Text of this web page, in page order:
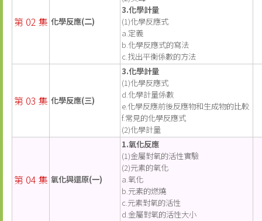
第 02 集 化學反應(二)
3.化學計量
(1)化學反應式
a.定義
b.化學反應式的寫法
c.找出平衡係數的方法
第 03 集 化學反應(三)
3.化學計量
(1)化學反應式
d.化學計量係數
e.化學反應前後反應物和生成物的比較
f.常見的化學反應式
(2)化學計量
第 04 集 氧化與還原(一)
1.氧化反應
(1)金屬對氧的活性實驗
(2)元素的氧化
a.氧化
b.元素的燃燒
c.元素對氧的活性
d.金屬對氧的活性大小